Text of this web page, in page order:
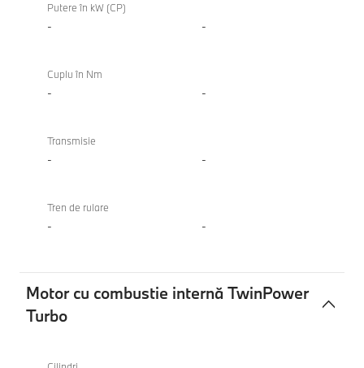
Putere în kW (CP)
- -
Cuplu în Nm
- -
Transmisie
- -
Tren de rulare
- -
Motor cu combustie internă TwinPower
Turbo